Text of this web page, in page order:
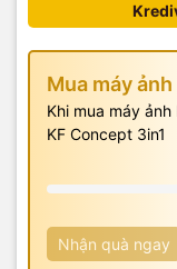
Mua máy
Khi mua máy
KF Concept 3in1
Nhận quà ngay